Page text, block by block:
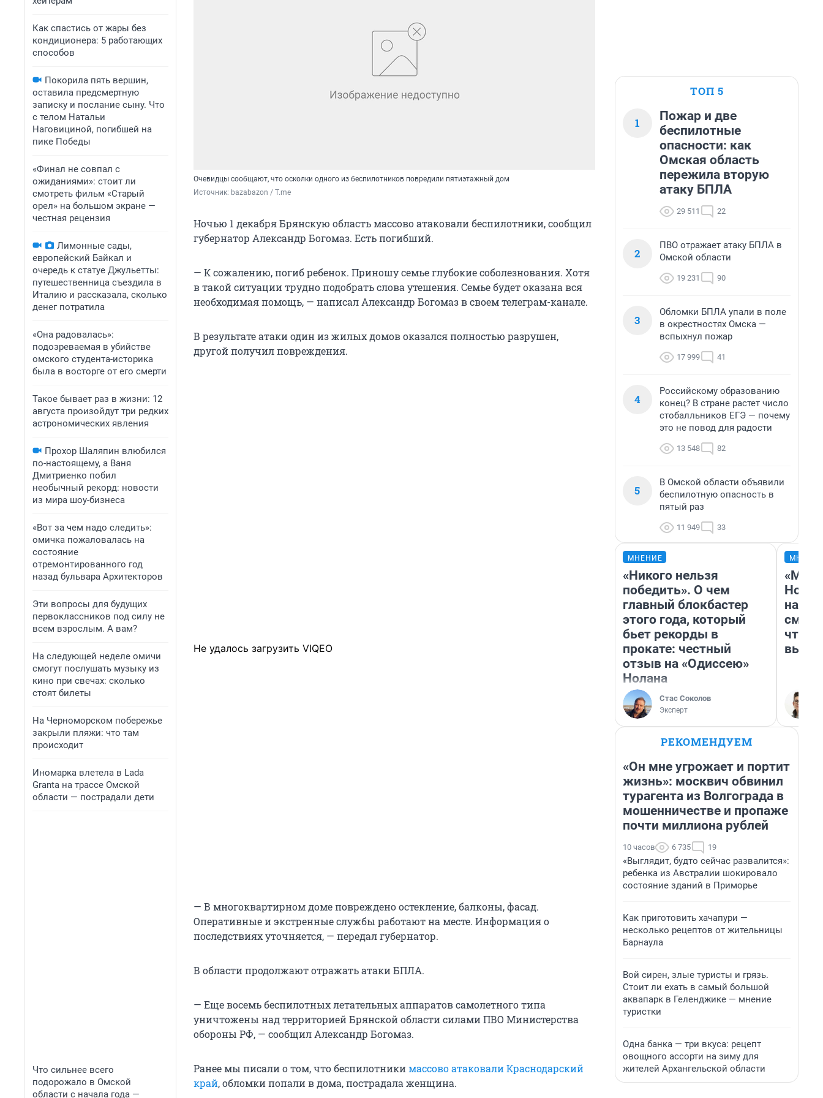
Как спастись от жары без
кондиционера: 5 работающих
способов
Покорила пять вершин,
оставила предсмертную
записку и послание сыну. Что
с телом Натальи
Наговициной, погибшей на
пике Победы
«Финал не совпал с
ожиданиями»: стоит ли
смотреть фильм «Старый
орел» на большом экране —
честная рецензия
Лимонные сады,
европейский Байкал и
очередь к статуе Джульетты:
путешественница съездила в
Италию и рассказала, сколько
денег потратила
«Она радовалась»:
подозреваемая в убийстве
омского студента-историка
была в восторге от его смерти
Такое бывает раз в жизни: 12
августа произойдут три редких
астрономических явления
Прохор Шаляпин влюбился
по-настоящему, а Ваня
Дмитриенко побил
необычный рекорд: новости
из мира шоу-бизнеса
«Вот за чем надо следить»:
омичка пожаловалась на
состояние
отремонтированного год
назад бульвара Архитекторов
Эти вопросы для будущих
первоклассников под силу не
всем взрослым. А вам?
На следующей неделе омичи
смогут послушать музыку из
кино при свечах: сколько
стоят билеты
На Черноморском побережье
закрыли пляжи: что там
происходит
Иномарка влетела в Lada
Granta на трассе Омской
области — пострадали дети
Что сильнее всего
подорожало в Омской
области с начала года —
Очевидцы сообщают, что осколки одного из беспилотников повредили пятиэтажный дом
Источник: bazabazon / T.me
Ночью 1 декабря Брянскую область массово атаковали беспилотники, сообщил
губернатор Александр Богомаз. Есть погибший.
— К сожалению, погиб ребенок. Приношу семье глубокие соболезнования. Хотя
в такой ситуации трудно подобрать слова утешения. Семье будет оказана вся
необходимая помощь, — написал Александр Богомаз в своем телеграм-канале.
В результате атаки один из жилых домов оказался полностью разрушен,
другой получил повреждения.
Не удалось загрузить VIQEO
— В многоквартирном доме повреждено остекление, балконы, фасад.
Оперативные и экстренные службы работают на месте. Информация о
последствиях уточняется, — передал губернатор.
В области продолжают отражать атаки БПЛА.
— Еще восемьбеспилотных летательных аппаратов самолетного типа
уничтожены над территорией Брянской области силами ПВО Министерства
обороны РФ, — сообщил Александр Богомаз.
Ранее мы писали о том, что беспилотникимассово атаковали Краснодарский
край, обломки попали в дома, пострадала женщина.
ТОП 5
1
Пожар и две
беспилотные
опасности: как
Омская область
пережила вторую
атаку БПЛА
29 511 22
2
ПВО отражает атаку БПЛА в
Омской области
19 231 90
3
Обломки БПЛА упали в поле
в окрестностях Омска —
вспыхнул пожар
17 999 41
4
Российскому образованию
конец? В стране растет число
стобалльников ЕГЭ — почему
это не повод для радости
13 548 82
5
В Омской области объявили
беспилотную опасность в
пятый раз
11 949 33
МНЕНИЕ
«Никого нельзя
победить». О чем
главный блокбастер
этого года, который
бьет рекорды в
прокате: честный
отзыв на «Одиссею»
Нолана
Стас Соколов
Эксперт
«Мы
РЕКОМЕНДУЕМ
«Он мне угрожает и портит
жизнь»: москвич обвинил
турагента из Волгограда в
мошенничестве и пропаже
почти миллиона рублей
10 часов 6 735 19
«Выглядит, будто сейчас развалится»:
ребенка из Австралии шокировало
состояние зданий в Приморье
Как приготовить хачапури —
несколько рецептов от жительницы
Барнаула
Вой сирен, злые туристы и грязь.
Стоит ли ехать в самый большой
аквапарк в Геленджике — мнение
туристки
Одна банка — три вкуса: рецепт
овощного ассорти на зиму для
жителей Архангельской области